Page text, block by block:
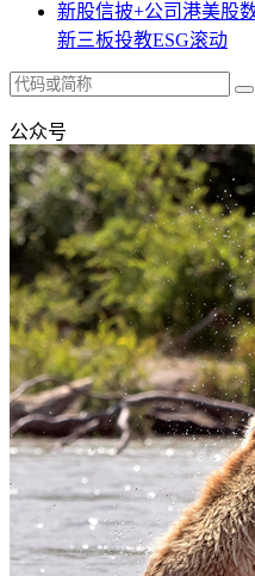
新股信披+公司港美股
新三板投教ESG滚动
公众号